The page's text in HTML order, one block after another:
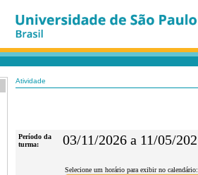
Atividade
Período da
turma:
03/11/2026 a 11/05/
Selecione um horário para exibir no calendário: